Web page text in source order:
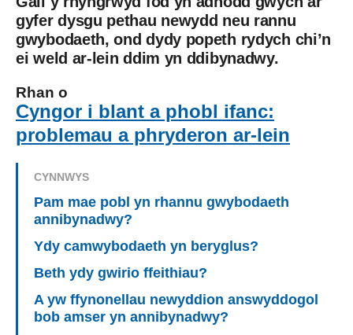
gyfer dysgu pethau newydd neu rannu
gwybodaeth, ond dydy popeth rydych chi’n
ei weld ar-lein ddim yn ddibynadwy.
Rhan o
Cyngor i blant a phobl ifanc:
problemau a phryderon ar-lein
CYNNWYS
Pam mae pobl yn rhannu gwybodaeth
annibynadwy?
Ydy camwybodaeth yn beryglus?
Beth ydy gwirio ffeithiau?
A yw ffynonellau newyddion answyddogol
bob amser yn annibynadwy?